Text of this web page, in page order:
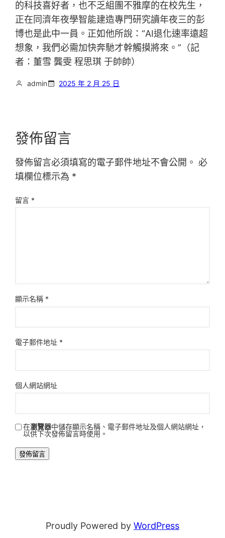
的科技喜好者，也不乏組團不雅摩的在校先生，
正在同濟年夜學智能建造專門研究讀年夜三的彭
博也是此中一員。正如他所說：“AI退化速率遠超
想象，我們必需加快奔馳才幹觸摸將來。”（記
者：董雪 龔雯 程思琪 于帥帥）
admin 2025 年 2 月 25 日
發佈留言
發佈留言必須填寫的電子郵件地址不會公開。 必
填欄位標示為 *
留言 *
顯示名稱 *
電子郵件地址 *
個人網站網址
在瀏覽器中儲存顯示名稱、電子郵件地址及個人網站網址，
以供下次發佈留言時使用。
Proudly Powered by WordPress